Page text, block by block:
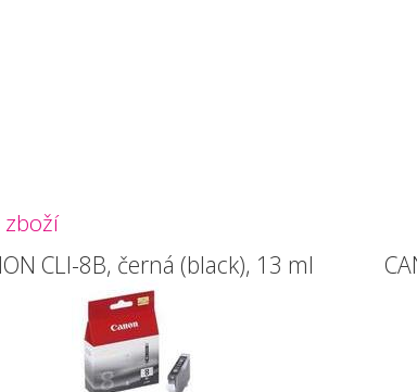
CLI-8B, černá (black), 13 ml